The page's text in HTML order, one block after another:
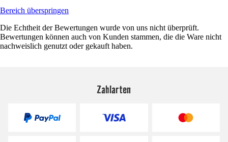
Bereich überspringen
Die Echtheit der Bewertungen wurde von uns nicht überprüft.
Bewertungen können auch von Kunden stammen, die die Ware nicht
nachweislich genutzt oder gekauft haben.
Zahlarten